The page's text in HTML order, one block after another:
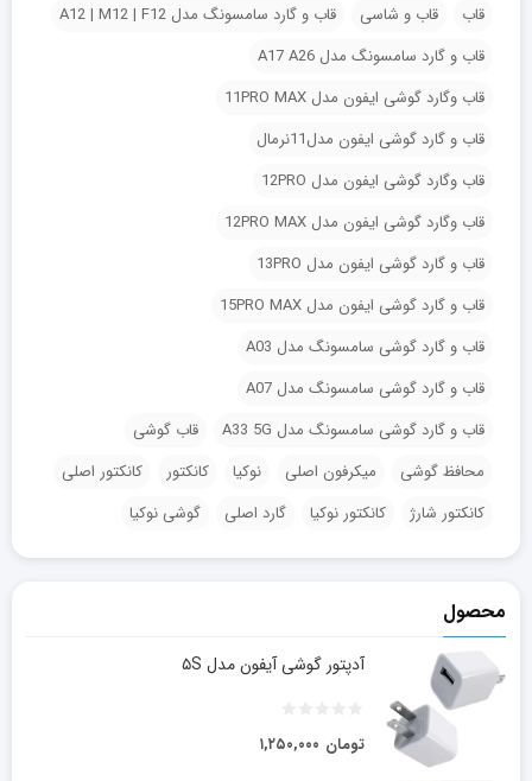
قاب
قاب و شاسی
قاب و گارد سامسونگ مدل A12 | M12 | F12
قاب و گارد سامسونگ مدل A17 A26
قاب وگارد گوشی ایفون مدل 11PRO MAX
قاب و گارد گوشی ایفون مدل11نرمال
قاب وگارد گوشی ایفون مدل 12PRO
قاب وگارد گوشی ایفون مدل 12PRO MAX
قاب و گارد گوشی ایفون مدل 13PRO
قاب و گارد گوشی ایفون مدل 15PRO MAX
قاب و گارد گوشی سامسونگ مدل A03
قاب و گارد گوشی سامسونگ مدل A07
قاب و گارد گوشی سامسونگ مدل A33 5G
قاب گوشی
محافظ گوشی
میکرفون اصلی نوکیا کانکتور
کانکتور اصلی
کانکتور شارژ
کانکتور نوکیا گارد اصلی گوشی نوکیا
محصول
آدپتور گوشی آیفون مدل ۵S
۱,۲۵۰,۰۰۰ تومان